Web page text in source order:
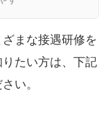
まな接遇研修を
たい方は、下記
い。